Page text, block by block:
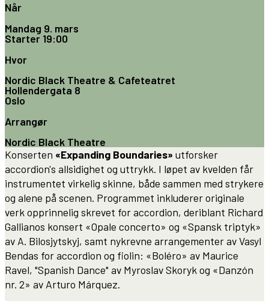
Når
Mandag 9. mars
Starter19:00
Hvor
Nordic Black Theatre & Cafeteatret
Hollendergata 8
Oslo
Arrangør
Nordic Black Theatre
Konserten «Expanding Boundaries» utforsker
accordion's allsidighet og uttrykk. I løpet av kvelden får
instrumentet virkelig skinne, både sammen med strykere
og alene på scenen. Programmet inkluderer originale
verk opprinnelig skrevet for accordion, deriblant Richard
Gallianos konsert «Opale concerto» og «Spansk triptyk»
av A. Bilosjytskyj, samt nykrevne arrangementer av Vasyl
Bendas for accordion og fiolin: «Boléro» av Maurice
Ravel, "Spanish Dance" av Myroslav Skoryk og «Danzón
nr. 2» av Arturo Márquez.